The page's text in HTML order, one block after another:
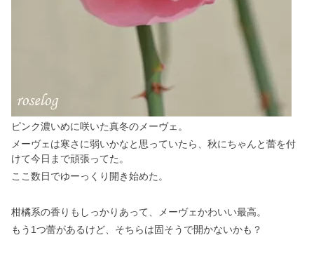
ピンク濃いめに咲いた真冬のメーヴェ。
メーヴェは寒さに弱いかなと思っていたら、秋にちゃんと蕾を付
けて今日まで頑張ってた。
ここ数日でゆーっくり開き始めた。
柑橘系の香りもしっかりあって、メーヴェかわいい最高。
もう1つ蕾があるけど、そちらは固そうで開かないかも？